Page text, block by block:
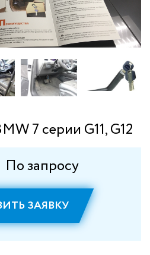
7 серии G11, G12
По запросу
ЗАЯВКУ